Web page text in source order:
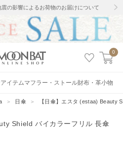
の影響によるお荷物のお届けについて
0
イテムマフラー・ストール財布・革小物
＞ 日傘 ＞ 【日傘】エスタ (estaa) Beauty
Shield バイカラーフリル 長傘